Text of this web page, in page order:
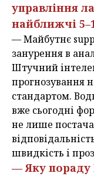
управління
найближчі
— Майбутнє
занурення в
Штучний
прогнозування
стандартом.
вже сьогодні
не лише
швидкість і
— Яку